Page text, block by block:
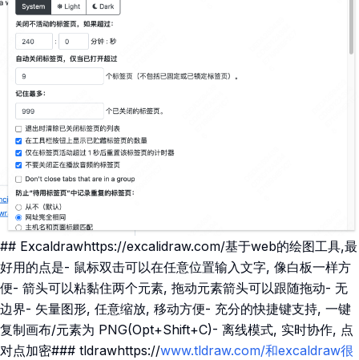
## Excaldrawhttps://excalidraw.com/基于web的绘图工具,最
好用的点是- 鼠标双击可以在任意位置输入文字, 像白板一样方
便- 箭头可以粘黏住两个元素, 拖动元素箭头可以跟随拖动- 无
边界- 矢量图形, 任意缩放, 移动方便- 充分的快捷键支持, 一键
复制画布/元素为 PNG(Opt+Shift+C)- 离线模式, 实时协作, 点
对点加密### tldrawhttps://www.tldraw.com/和excaldraw很